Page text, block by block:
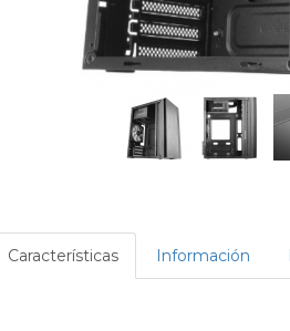
Características Información